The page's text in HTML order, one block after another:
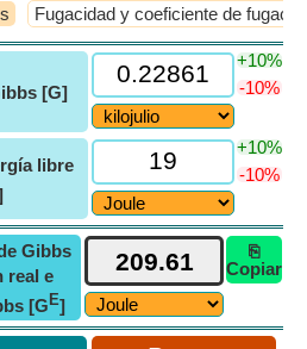
Fugacidad y coeficiente de
[G]
+10%
-10%
libre
+10%
-10%
Gibbs
real e
[G E]
⎘
Copiar